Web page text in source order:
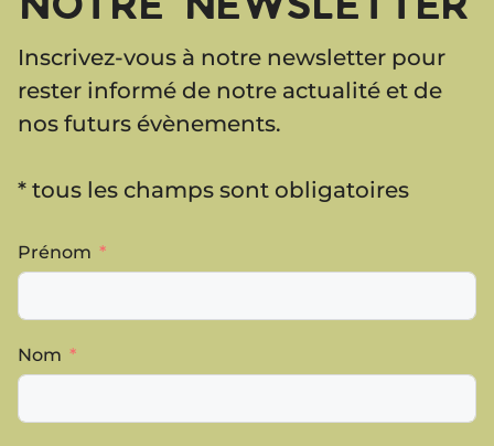
Inscrivez-vous à notre newsletter pour
rester informé de notre actualité et de
nos futurs évènements.
* tous les champs sont obligatoires
Prénom
Nom